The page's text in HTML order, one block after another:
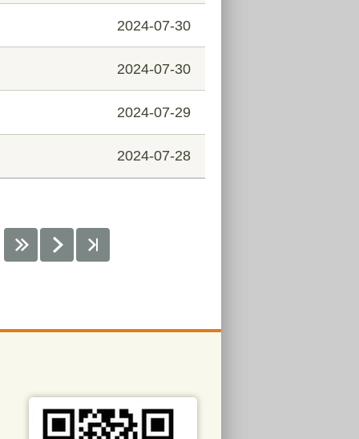
2024-07-30
2024-07-30
2024-07-29
2024-07-28